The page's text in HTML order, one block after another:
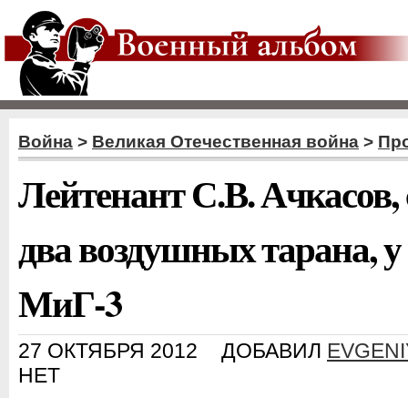
Война > Великая Отечественная война >
Лейтенант С.В.
два воздушных тарана,
МиГ-3
27 ОКТЯБРЯ 2012 ДОБАВИЛ
НЕТ